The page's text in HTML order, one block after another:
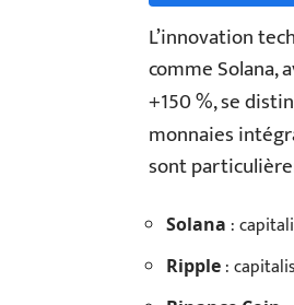
L’innovation
comme Solana,
+150 %, se
monnaies
sont
Solana :
Ripple :